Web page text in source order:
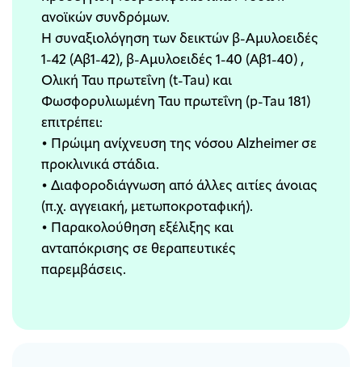
ανοϊκών συνδρόμων.
Η συναξιολόγηση των δεικτών β-Αμυλοειδές
1-42 (Aβ1-42), β-Αμυλοειδές 1-40 (Aβ1-40) ,
Ολική Ταυ πρωτεΐνη (t-Tau) και
Φωσφορυλιωμένη Ταυ πρωτεΐνη (p-Tau 181)
επιτρέπει:
• Πρώιμη ανίχνευση της νόσου Alzheimer σε
προκλινικά στάδια.
• Διαφοροδιάγνωση από άλλες αιτίες άνοιας
(π.χ. αγγειακή, μετωποκροταφική).
• Παρακολούθηση εξέλιξης και
ανταπόκρισης σε θεραπευτικές
παρεμβάσεις.